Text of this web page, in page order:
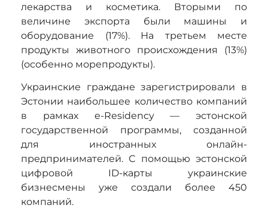
лекарства и косметика. Вторыми по
величине экспорта были машины и
оборудование (17%). На третьем месте
продукты животного происхождения (13%)
(особенно морепродукты).
Украинские граждане зарегистрировали в
Эстонии наибольшее количество компаний
в рамках e-Residency — эстонской
государственной программы, созданной
для иностранных онлайн-
предпринимателей. С помощью эстонской
цифровой ID-карты украинские
бизнесмены уже создали более 450
компаний.